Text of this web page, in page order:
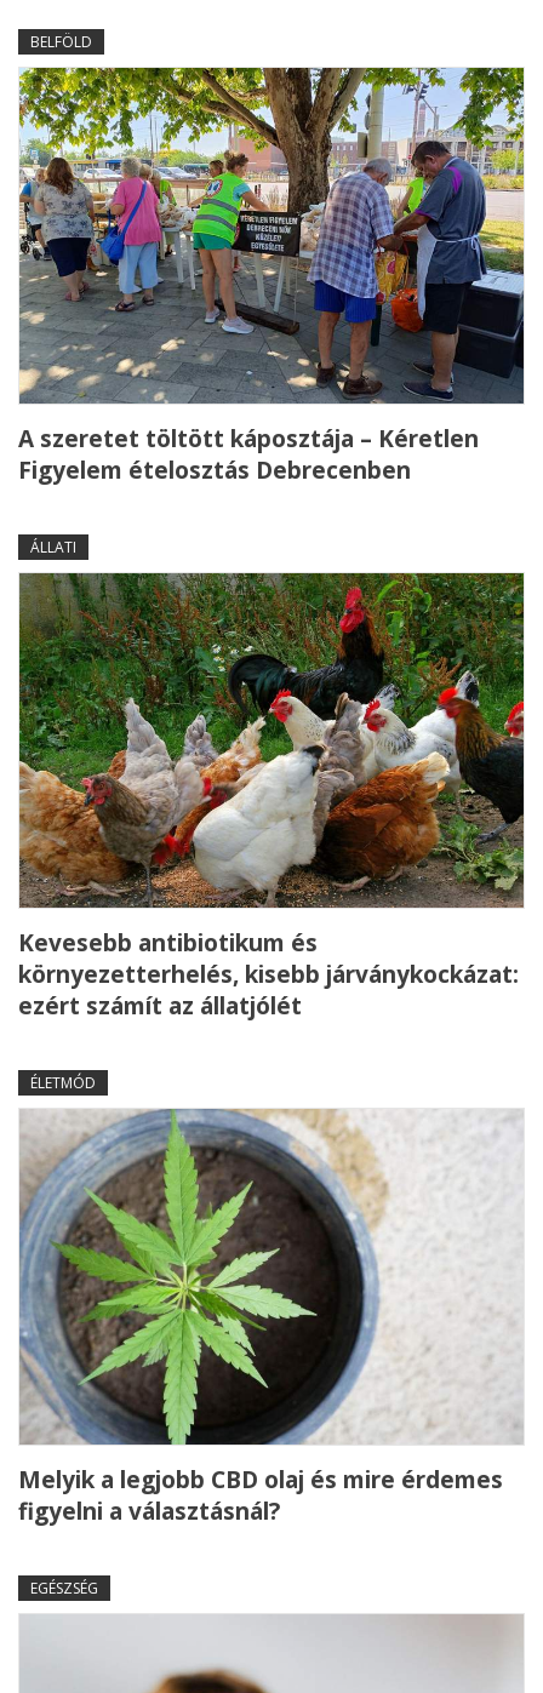
BELFÖLD
A szeretet töltött káposztája – Kéretlen
Figyelem ételosztás Debrecenben
ÁLLATI
Kevesebb antibiotikum és
környezetterhelés, kisebb járványkockázat:
ezért számít az állatjólét
ÉLETMÓD
Melyik a legjobb CBD olaj és mire érdemes
figyelni a választásnál?
EGÉSZSÉG